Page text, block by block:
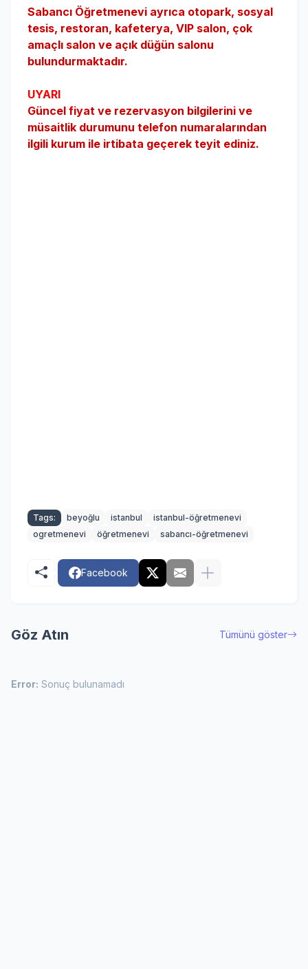
Sabancı Öğretmenevi ayrıca otopark, sosyal
tesis, restoran, kafeterya, VIP salon, çok
amaçlı salon ve açık düğün salonu
bulundurmaktadır.
UYARI
Güncel fiyat ve rezervasyon bilgilerini ve
müsaitlik durumunu telefon numaralarından
ilgili kurum ile irtibata geçerek teyit ediniz.
Tags: beyoğlu istanbul
istanbul-öğretmenevi
ogretmenevi
öğretmenevi sabancı-öğretmenevi
Facebook
Göz Atın Tümünü göster
Error: Sonuç bulunamadı